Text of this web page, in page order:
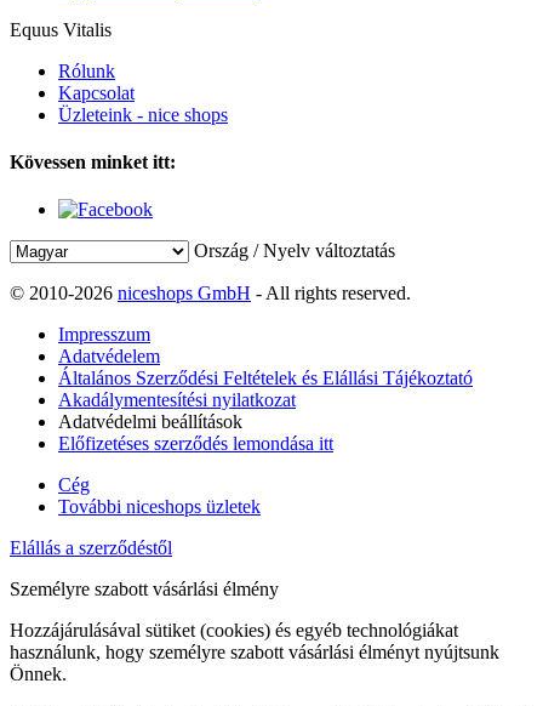
Equus Vitalis
Rólunk
Kapcsolat
Üzleteink - nice shops
Kövessen minket itt:
Ország / Nyelv változtatás
© 2010-2026 niceshops GmbH - All rights reserved.
Impresszum
Adatvédelem
Általános Szerződési Feltételek és Elállási Tájékoztató
Akadálymentesítési nyilatkozat
Adatvédelmi beállítások
Előfizetéses szerződés lemondása itt
Cég
További niceshops üzletek
Elállás a szerződéstől
Személyre szabott vásárlási élmény
Hozzájárulásával sütiket (cookies) és egyéb technológiákat
használunk, hogy személyre szabott vásárlási élményt nyújtsunk
Önnek.